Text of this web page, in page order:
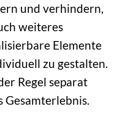
und verhindern,
weiteres
Elemente
zu gestalten.
Regel separat
Gesamterlebnis.